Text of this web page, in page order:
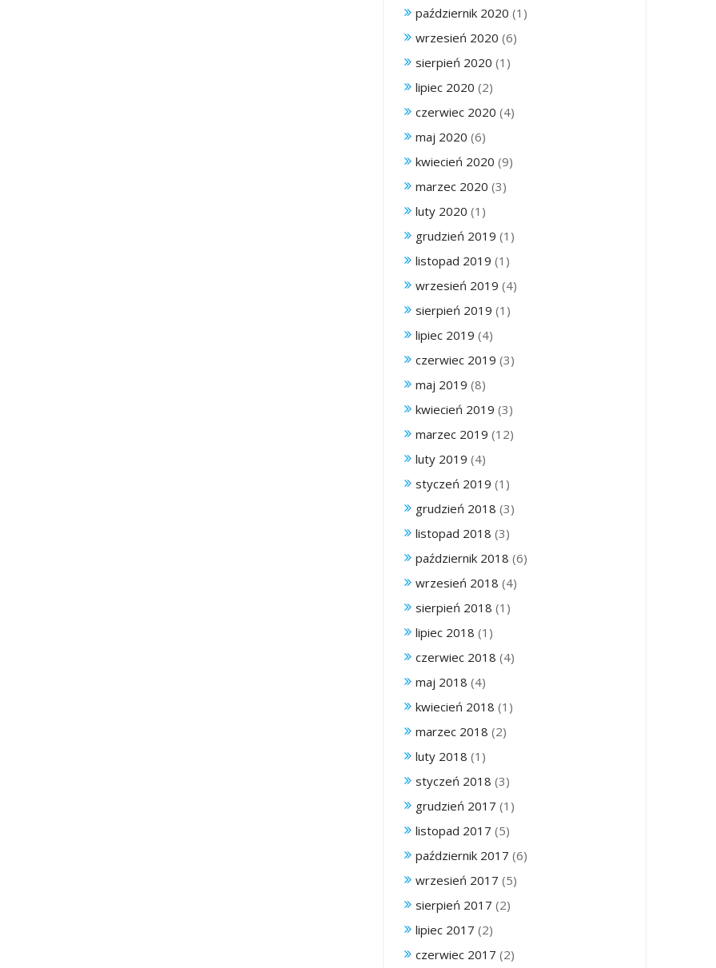
październik 2020 (1)
wrzesień 2020 (6)
sierpień 2020 (1)
lipiec 2020 (2)
czerwiec 2020 (4)
maj 2020 (6)
kwiecień 2020 (9)
marzec 2020 (3)
luty 2020 (1)
grudzień 2019 (1)
listopad 2019 (1)
wrzesień 2019 (4)
sierpień 2019 (1)
lipiec 2019 (4)
czerwiec 2019 (3)
maj 2019 (8)
kwiecień 2019 (3)
marzec 2019 (12)
luty 2019 (4)
styczeń 2019 (1)
grudzień 2018 (3)
listopad 2018 (3)
październik 2018 (6)
wrzesień 2018 (4)
sierpień 2018 (1)
lipiec 2018 (1)
czerwiec 2018 (4)
maj 2018 (4)
kwiecień 2018 (1)
marzec 2018 (2)
luty 2018 (1)
styczeń 2018 (3)
grudzień 2017 (1)
listopad 2017 (5)
październik 2017 (6)
wrzesień 2017 (5)
sierpień 2017 (2)
lipiec 2017 (2)
czerwiec 2017 (2)